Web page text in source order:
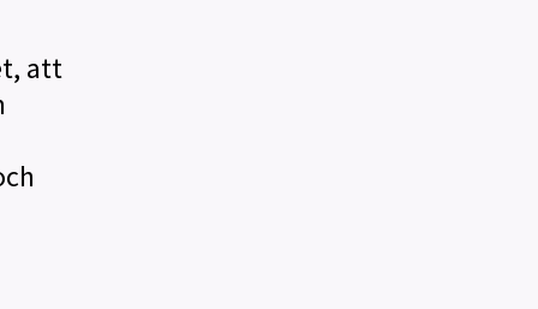
att